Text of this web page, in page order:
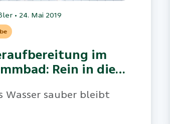
• 24. Mai 2019
im
Rein in die
Wasser sauber bleibt